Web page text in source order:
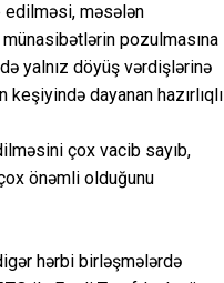
məsələn
münasibətlərin pozulmasına
yalnız döyüş vərdişlərinə
dayanan hazırlıqlı
çox vacib sayıb,
önəmli olduğunu
hərbi birləşmələrdə